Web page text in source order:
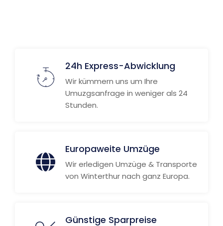
24h Express-Abwicklung
Wir kümmern uns um Ihre
Umuzgsanfrage in weniger als 24
Stunden.
Europaweite Umzüge
Wir erledigen Umzüge & Transporte
von Winterthur nach ganz Europa.
Günstige Sparpreise